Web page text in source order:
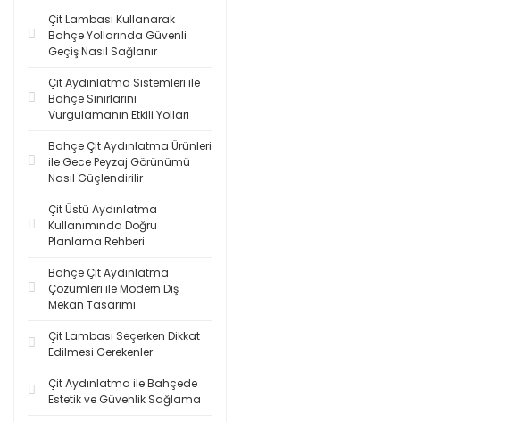
Çit Lambası Kullanarak
Bahçe Yollarında Güvenli
Geçiş Nasıl Sağlanır
Çit Aydınlatma Sistemleri ile
Bahçe Sınırlarını
Vurgulamanın Etkili Yolları
Bahçe Çit Aydınlatma Ürünleri
ile Gece Peyzaj Görünümü
Nasıl Güçlendirilir
Çit Üstü Aydınlatma
Kullanımında Doğru
Planlama Rehberi
Bahçe Çit Aydınlatma
Çözümleri ile Modern Dış
Mekan Tasarımı
Çit Lambası Seçerken Dikkat
Edilmesi Gerekenler
Çit Aydınlatma ile Bahçede
Estetik ve Güvenlik Sağlama